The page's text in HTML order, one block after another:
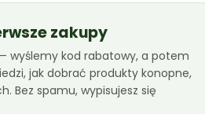
zakupy
wyślemy kod rabatowy, a potem
jak dobrać produkty konopne,
Bez spamu, wypisujesz się